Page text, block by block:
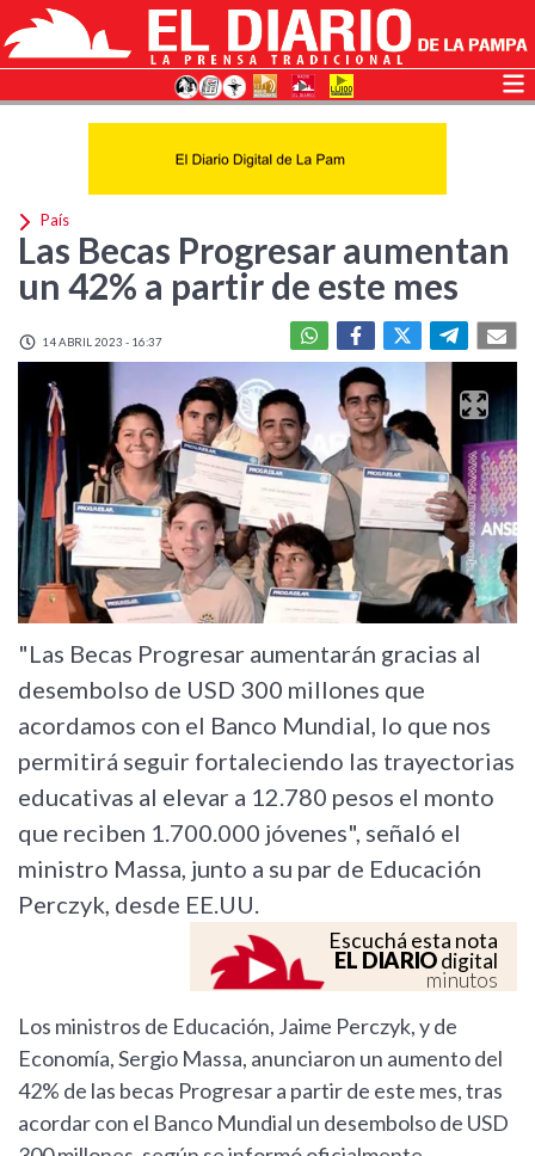
País
Las Becas Progresar aumentan
un 42% a partir de este mes
14 ABRIL 2023 - 16:37
"Las Becas Progresar aumentarán gracias al
desembolso de USD 300 millones que
acordamos con el Banco Mundial, lo que nos
permitirá seguir fortaleciendo las trayectorias
educativas al elevar a 12.780 pesos el monto
que reciben 1.700.000 jóvenes", señaló el
ministro Massa, junto a su par de Educación
Perczyk, desde EE.UU.
Escuchá esta nota
EL DIARIOdigital
minutos
Los ministros de Educación, Jaime Perczyk, y de
Economía, Sergio Massa, anunciaron un aumento del
42% de las becas Progresar a partir de este mes, tras
acordar con el Banco Mundial un desembolso de USD